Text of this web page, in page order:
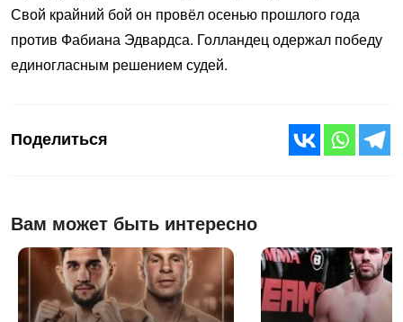
Свой крайний бой он провёл осенью прошлого года
против Фабиана Эдвардса. Голландец одержал победу
единогласным решением судей.
Поделиться
Вам может быть интересно